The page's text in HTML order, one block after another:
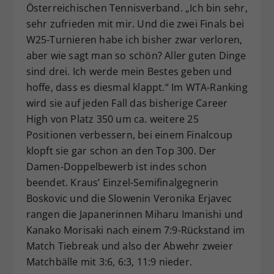
Österreichischen Tennisverband. „Ich bin sehr,
sehr zufrieden mit mir. Und die zwei Finals bei
W25-Turnieren habe ich bisher zwar verloren,
aber wie sagt man so schön? Aller guten Dinge
sind drei. Ich werde mein Bestes geben und
hoffe, dass es diesmal klappt.“ Im WTA-Ranking
wird sie auf jeden Fall das bisherige Career
High von Platz 350 um ca. weitere 25
Positionen verbessern, bei einem Finalcoup
klopft sie gar schon an den Top 300. Der
Damen-Doppelbewerb ist indes schon
beendet. Kraus’ Einzel-Semifinalgegnerin
Boskovic und die Slowenin Veronika Erjavec
rangen die Japanerinnen Miharu Imanishi und
Kanako Morisaki nach einem 7:9-Rückstand im
Match Tiebreak und also der Abwehr zweier
Matchbälle mit 3:6, 6:3, 11:9 nieder.